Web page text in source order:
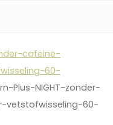
cafeine-
60-
Plus-NIGHT-zonder-
vetstofwisseling-60-